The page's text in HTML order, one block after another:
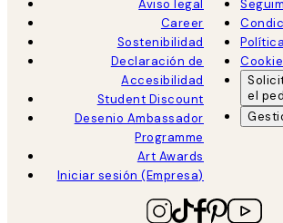
Aviso legal
Career
Sostenibilidad
Declaración de
Accesibilidad
Student Discount
Desenio Ambassador
Programme
Art Awards
Iniciar sesión (Empresa)
el